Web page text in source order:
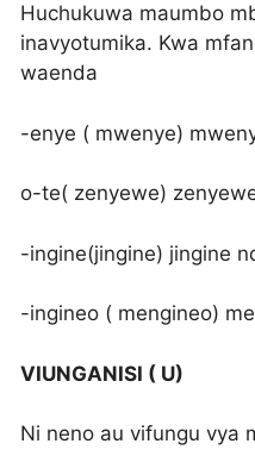
Huchukuwa maumbo
inavyotumika. Kwa
waenda
-enye ( mwenye)
o-te( zenyewe)
-ingine(jingine) jingine
-ingineo ( mengineo)
VIUNGANISI ( U)
Ni neno au vifungu vya